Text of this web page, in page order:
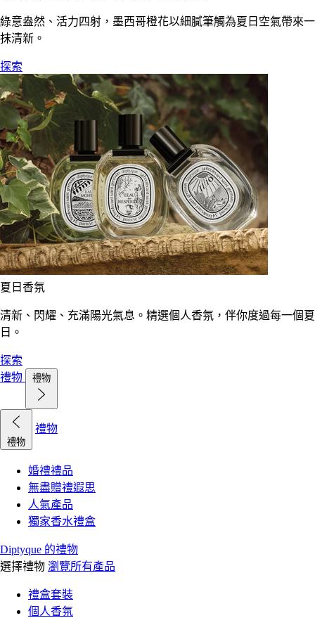
綠意盎然、活力四射，墨西哥橙花以細膩筆觸為夏日空氣帶來一
抹清新。
探索
夏日香氛
清新、閃耀、充滿陽光氣息。精選個人香氛，伴你度過每一個夏
日。
探索
禮物
禮物
禮物
禮物
婚禮禮品
無盡贈禮遐思
人氣產品
獨家香水禮盒
Diptyque 的禮物
選擇禮物 瀏覽所有產品
禮盒套裝
個人香氛